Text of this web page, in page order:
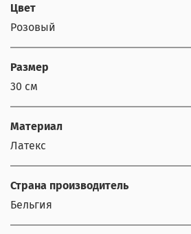
Цвет
Розовый
Размер
30 см
Материал
Латекс
Страна производитель
Бельгия